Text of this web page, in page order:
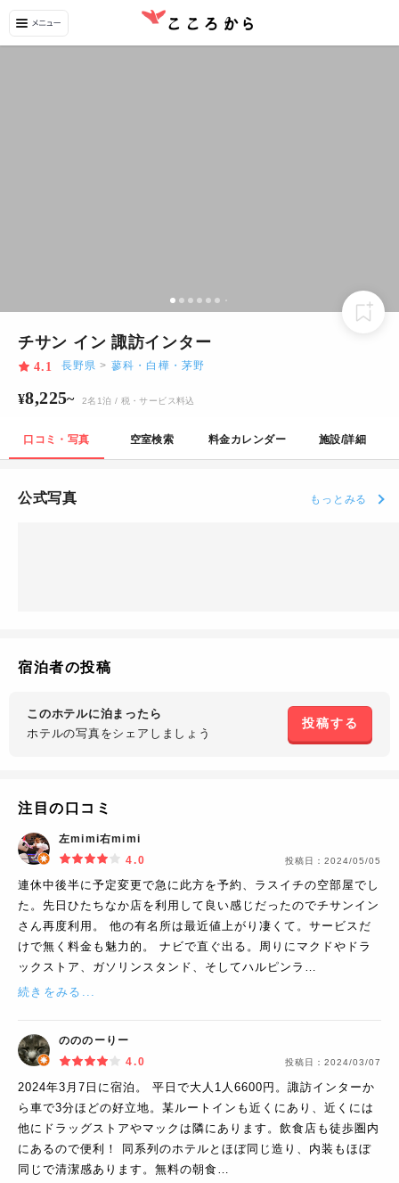
チサン イン 諏訪インター
4.1 長野県 > 蓼科・白樺・茅野
¥8,225~ 2名 1泊 / 税・サービス料込
口コミ・写真 空室検索 料金カレンダー 施設/詳細
公式写真 もっとみる
宿泊者の投稿
このホテルに泊まったら
ホテルの写真をシェアしましょう
投稿する
注目の口コミ
左mimi右mimi
4.0
投稿日： 2024/05/05
連休中後半に予定変更で急に此方を予約、ラスイチの空部屋でし
た。先日ひたちなか店を利用して良い感じだったのでチサンイン
さん再度利用。 他の有名所は最近値上がり凄くて。サービスだ
けで無く料金も魅力的。 ナビで直ぐ出る。周りにマクドやドラ
ックストア、ガソリンスタンド、そしてハルピンラ…
続きをみる...
のののーりー
4.0
投稿日： 2024/03/07
2024年3月7日に宿泊。 平日で大人1人6600円。諏訪インターか
ら車で3分ほどの好立地。某ルートインも近くにあり、近くには
他にドラッグストアやマックは隣にあります。飲食店も徒歩圏内
にあるので便利！ 同系列のホテルとほぼ同じ造り、内装もほぼ
同じで清潔感あります。無料の朝食…